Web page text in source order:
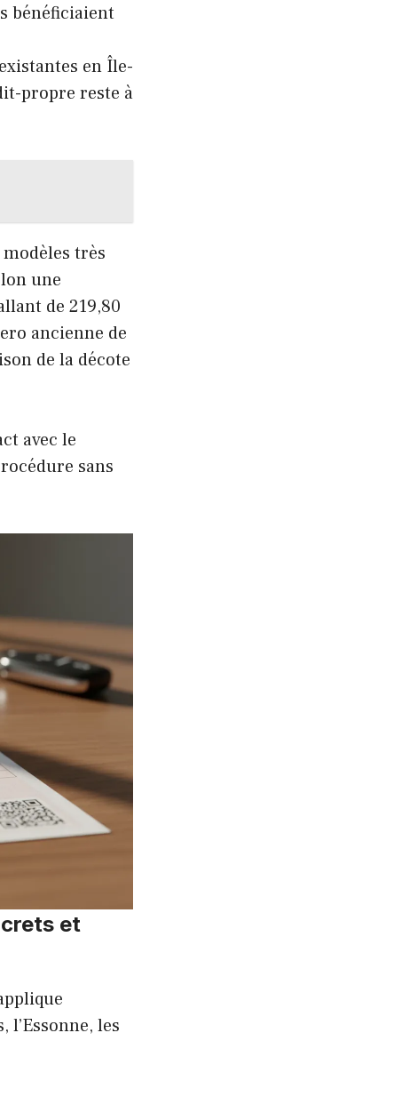
bénéficiaient
en Île-
propre reste à
modèles très
une
de 219,80
ancienne de
de la décote
avec le
sans
et
les